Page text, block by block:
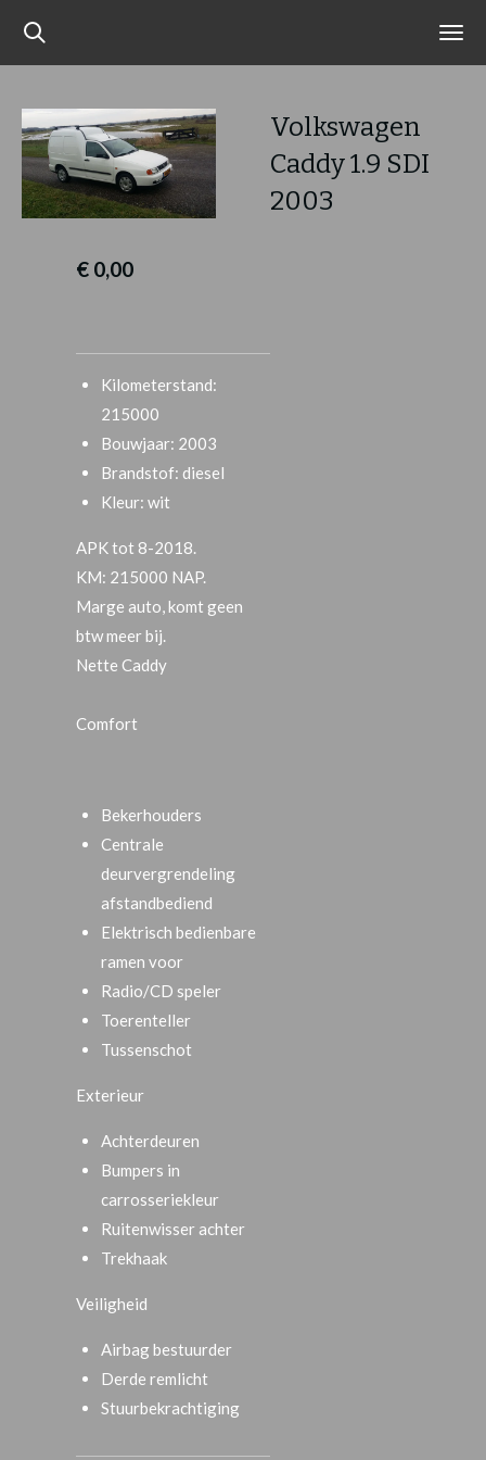
Ga
de
hoofdinhoud
Volkswagen
Caddy 1.9 SDI
2003
€ 0,00
Kilometerstand:
215000
Bouwjaar: 2003
Brandstof: diesel
Kleur: wit
APK tot 8-2018.
KM: 215000 NAP.
Marge auto, komt geen
btw meer bij.
Nette Caddy
Comfort
Bekerhouders
Centrale
deurvergrendeling
afstandbediend
Elektrisch bedienbare
ramen voor
Radio/CD speler
Toerenteller
Tussenschot
Exterieur
Achterdeuren
Bumpers in
carrosseriekleur
Ruitenwisser achter
Trekhaak
Veiligheid
Airbag bestuurder
Derde remlicht
Stuurbekrachtiging